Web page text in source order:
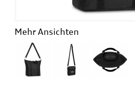
Mehr Ansichten